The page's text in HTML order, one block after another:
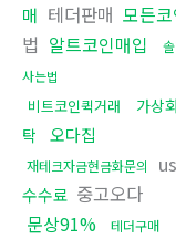
매 테더판매 모든
법 알트코인매입
사는법
비트코인퀵거래 가상
탁
오다집
재테크자금현금화문의
수수료 중고오다
문상91%
테더구매